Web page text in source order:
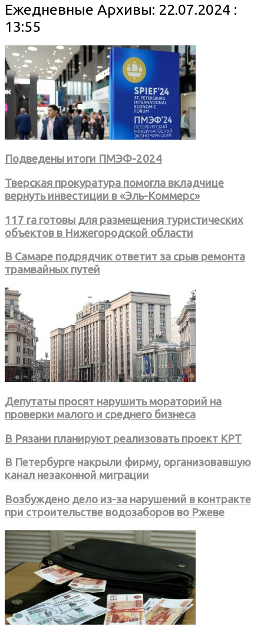
Ежедневные Архивы: 22.07.2024 :
13:55
Подведены итоги ПМЭФ-2024
Тверская прокуратура помогла вкладчице
вернуть инвестиции в «Эль-Коммерс»
117 га готовы для размещения туристических
объектов в Нижегородской области
В Самаре подрядчик ответит за срыв ремонта
трамвайных путей
Депутаты просят нарушить мораторий на
проверки малого и среднего бизнеса
В Рязани планируют реализовать проект КРТ
В Петербурге накрыли фирму, организовавшую
канал незаконной миграции
Возбуждено дело из-за нарушений в контракте
при строительстве водозаборов во Ржеве